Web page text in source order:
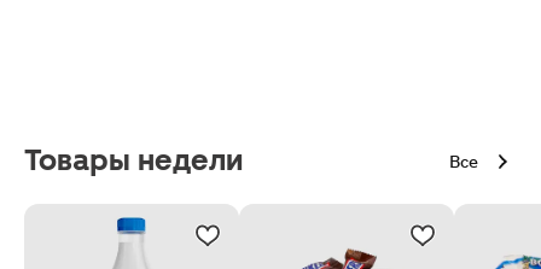
Товары недели Все